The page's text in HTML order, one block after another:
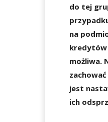
do tej
na
kredytów
możliwa.
jest
ich